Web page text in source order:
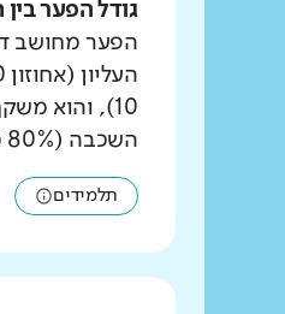
גודל הפער
הפער מחושב
10), והוא
השכבה (80% מהתלמידים).
תלמידים